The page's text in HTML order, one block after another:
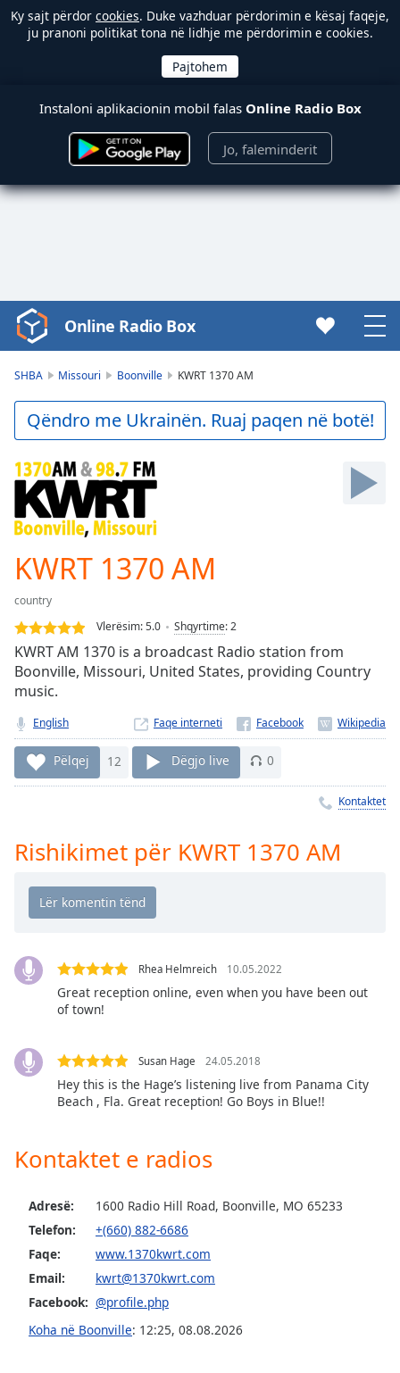
Ky sajt përdor cookies. Duke vazhduar përdorimin e kësaj faqeje,
ju pranoni politikat tona në lidhje me përdorimin e cookies.
Instaloni aplikacionin mobil falas Online Radio Box
Jo, faleminderit
Video
Player
Play
Video
Skip
Backward
Skip
Forward
Mute
Current
Time0:00
Duration
Loaded:
0.00%
Stream
TypeLIVE
live,
currently
behind
LIVE
Remaining
Playback
Rate
Chapters
Descriptions
off
,
selected
settings,
subtitles
settings
subtitles
off,
selected
Audio
Online Radio Box
SHBA Missouri Boonville KWRT 1370 AM
Qëndro me Ukrainën. Ruaj paqen në botë!
KWRT 1370 AM
country
Vlerësim:5.0 Shqyrtime:2
KWRT AM 1370 is a broadcast Radio station from
Boonville, Missouri, United States, providing Country
music.
English Faqe interneti
Pëlqej 12 Dëgjo live 0
Kontaktet
Rishikimet për KWRT 1370 AM
Rhea Helmreich 10.05.2022
Great reception online, even when you have been out
of town!
Susan Hage 24.05.2018
Hey this is the Hage’s listening live from Panama City
Beach , Fla. Great reception! Go Boys in Blue!!
Kontaktet e radios
Adresë:
1600 Radio Hill Road, Boonville, MO 65233
Telefon:
+(660) 882-6686
Faqe:
www.1370kwrt.com
Email:
kwrt@1370kwrt.com
Facebook: @profile.php
Koha në Boonville: 12:25, 08.08.2026